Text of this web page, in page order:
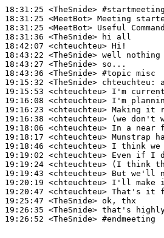
18:31:25 <TheSnide> #startmeeting
18:31:25 <MeetBot>
18:31:25 <MeetBot>
18:31:36 <TheSnide>
18:42:07 <chteuchteu>
18:43:22 <TheSnide>
18:43:27 <TheSnide>
18:43:36 <TheSnide> #topic misc
19:15:32 <TheSnide> chteuchteu:
19:15:53 <chteuchteu>
19:16:08 <chteuchteu>
19:16:23 <chteuchteu>
19:16:38 <chteuchteu>
19:18:06 <chteuchteu>
19:18:17 <chteuchteu>
19:18:46 <chteuchteu>
19:19:02 <chteuchteu>
19:19:24 <chteuchteu>
19:19:43 <chteuchteu>
19:20:19 <chteuchteu>
19:20:47 <chteuchteu>
19:25:47 <TheSnide>
19:26:35 <TheSnide>
19:26:52 <TheSnide> #endmeeting